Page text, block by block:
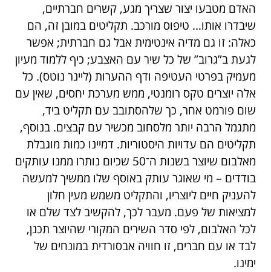
האדם מטבעו יצור שצריך מגע, קשרים חברתיים,
שיבדרו אותו… טיפוס מורכב. תקליטים במובן זה, הם
כאלה: זו גם מדיה אינטימית אבל גם חברתית; אפשר
לגעת ב”גרוב” של כל שיר עם האצבע; כיף ללמוד מעיון
מעמיק בפרטי העטיפה ודף ההערות (ליינר נוטס). כל
אלה יוצרים טקס רומנטי, ממש מערכת יחסים, שאין עם
שום פורמט אחר, כך שלהסתובב עם תקליט ביד,
מתגמל הרבה יותר מלסחוב מכשיר עם קבצים. בנוסף,
תקליטים הם עדויות היסטוריות. דמיינו כמות מוגבלת
מאלבום שיוצר בשנות ה־50 שכיום נותרו ממנו עותקים
בודדים – מי שאוגר עותק באוסף שלו ממשיך למעשה
להעניק חיים ליוצריו, והתקליט משמש מעין חלון
למציאות של פעם. מעבר לכך, להקשיב לצד שלם או
לכל האלבום, לפי סדר השירים המקורי שהיוצר תכנן,
לבד או עם חברים, זו חוויה אבסורדית במונחים של
ימינו.